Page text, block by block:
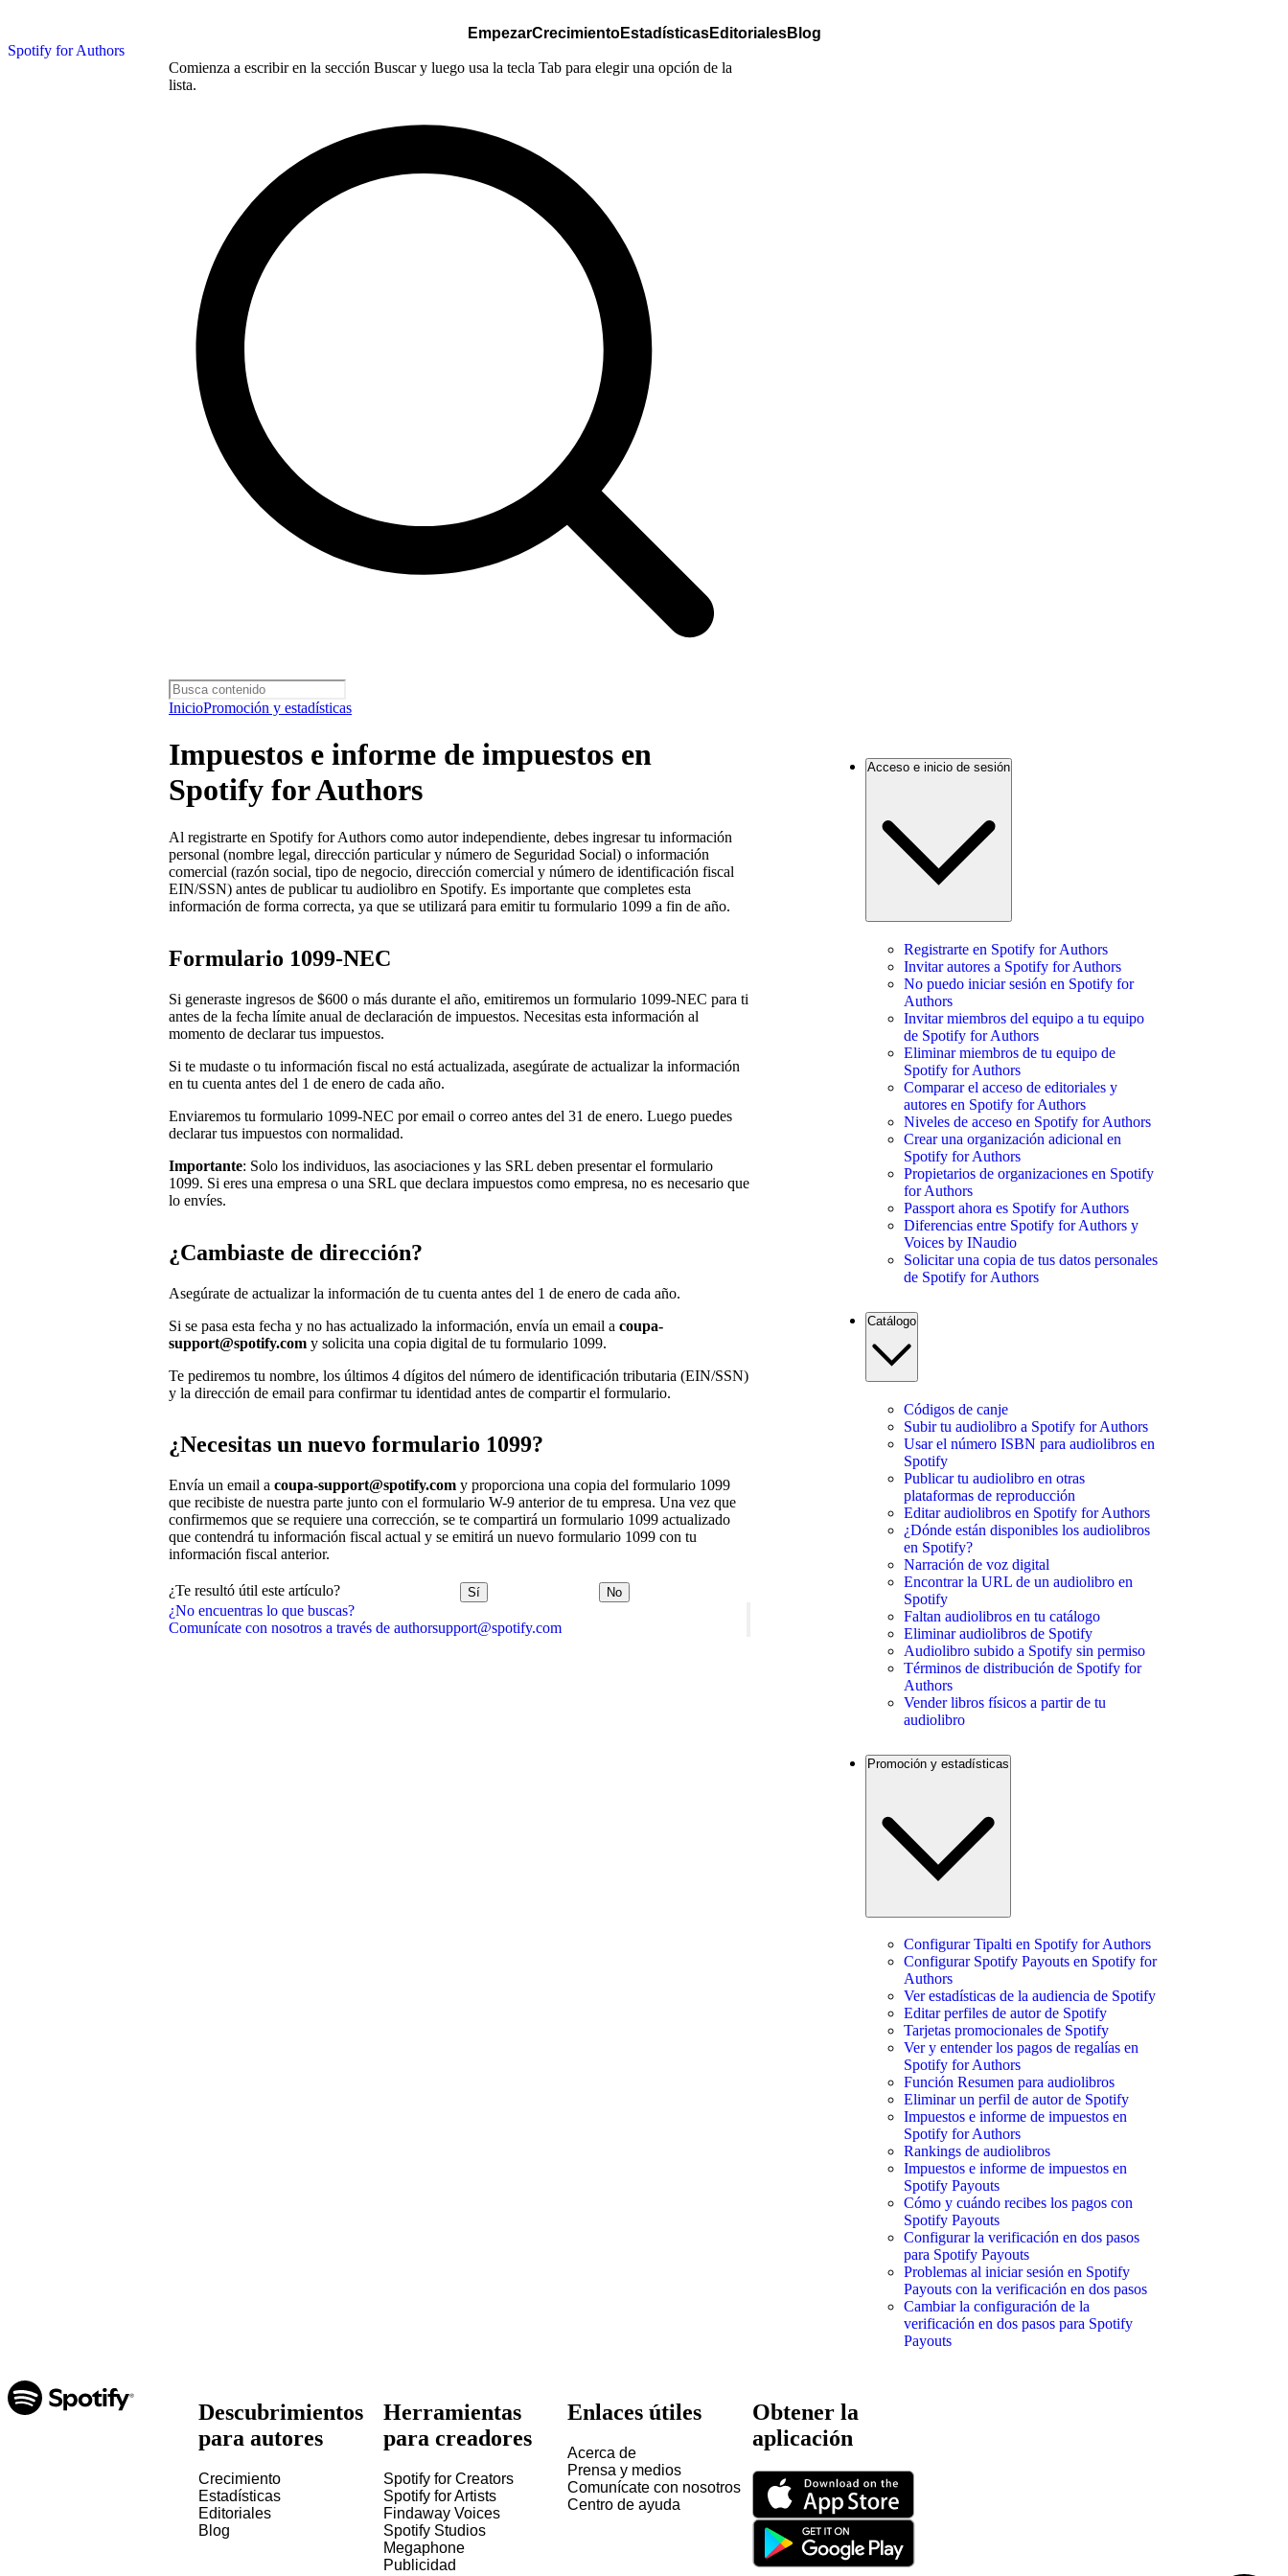
Spotify for Authors
EmpezarCrecimientoEstadísticasEditorialesBlog
Comienza a escribir en la sección Buscar y luego usa la tecla Tab para elegir una opción de la
lista.
InicioPromoción y estadísticas
¿No encuentras lo que buscas?
Comunícate con nosotros a través de authorsupport@spotify.com
Impuestos e informe de impuestos en
Spotify for Authors
Al registrarte en Spotify for Authors como autor independiente, debes ingresar tu información
personal (nombre legal, dirección particular y número de Seguridad Social) o información
comercial (razón social, tipo de negocio, dirección comercial y número de identificación fiscal
EIN/SSN) antes de publicar tu audiolibro en Spotify. Es importante que completes esta
información de forma correcta, ya que se utilizará para emitir tu formulario 1099 a fin de año.
Formulario 1099-NEC
Si generaste ingresos de $600 o más durante el año, emitiremos un formulario 1099-NEC para ti
antes de la fecha límite anual de declaración de impuestos. Necesitas esta información al
momento de declarar tus impuestos.
Si te mudaste o tu información fiscal no está actualizada, asegúrate de actualizar la información
en tu cuenta antes del 1 de enero de cada año.
Enviaremos tu formulario 1099-NEC por email o correo antes del 31 de enero. Luego puedes
declarar tus impuestos con normalidad.
Importante: Solo los individuos, las asociaciones y las SRL deben presentar el formulario
1099. Si eres una empresa o una SRL que declara impuestos como empresa, no es necesario que
lo envíes.
¿Cambiaste de dirección?
Asegúrate de actualizar la información de tu cuenta antes del 1 de enero de cada año.
Si se pasa esta fecha y no has actualizado la información, envía un email a coupa-
support@spotify.com y solicita una copia digital de tu formulario 1099.
Te pediremos tu nombre, los últimos 4 dígitos del número de identificación tributaria (EIN/SSN)
y la dirección de email para confirmar tu identidad antes de compartir el formulario.
¿Necesitas un nuevo formulario 1099?
Envía un email a coupa-support@spotify.com y proporciona una copia del formulario 1099
que recibiste de nuestra parte junto con el formulario W-9 anterior de tu empresa. Una vez que
confirmemos que se requiere una corrección, se te compartirá un formulario 1099 actualizado
que contendrá tu información fiscal actual y se emitirá un nuevo formulario 1099 con tu
información fiscal anterior.
¿Te resultó útil este artículo? Sí No
Acceso e inicio de sesión
Registrarte en Spotify for Authors
Invitar autores a Spotify for Authors
No puedo iniciar sesión en Spotify for
Authors
Invitar miembros del equipo a tu equipo
de Spotify for Authors
Eliminar miembros de tu equipo de
Spotify for Authors
Comparar el acceso de editoriales y
autores en Spotify for Authors
Niveles de acceso en Spotify for Authors
Crear una organización adicional en
Spotify for Authors
Propietarios de organizaciones en Spotify
for Authors
Passport ahora es Spotify for Authors
Diferencias entre Spotify for Authors y
Voices by INaudio
Solicitar una copia de tus datos personales
de Spotify for Authors
Catálogo
Códigos de canje
Subir tu audiolibro a Spotify for Authors
Usar el número ISBN para audiolibros en
Spotify
Publicar tu audiolibro en otras
plataformas de reproducción
Editar audiolibros en Spotify for Authors
¿Dónde están disponibles los audiolibros
en Spotify?
Narración de voz digital
Encontrar la URL de un audiolibro en
Spotify
Faltan audiolibros en tu catálogo
Eliminar audiolibros de Spotify
Audiolibro subido a Spotify sin permiso
Términos de distribución de Spotify for
Authors
Vender libros físicos a partir de tu
audiolibro
Promoción y estadísticas
Configurar Tipalti en Spotify for Authors
Configurar Spotify Payouts en Spotify for
Authors
Ver estadísticas de la audiencia de Spotify
Editar perfiles de autor de Spotify
Tarjetas promocionales de Spotify
Ver y entender los pagos de regalías en
Spotify for Authors
Función Resumen para audiolibros
Eliminar un perfil de autor de Spotify
Impuestos e informe de impuestos en
Spotify for Authors
Rankings de audiolibros
Impuestos e informe de impuestos en
Spotify Payouts
Cómo y cuándo recibes los pagos con
Spotify Payouts
Configurar la verificación en dos pasos
para Spotify Payouts
Problemas al iniciar sesión en Spotify
Payouts con la verificación en dos pasos
Cambiar la configuración de la
verificación en dos pasos para Spotify
Payouts
Descubrimientos
para autores
Crecimiento
Estadísticas
Editoriales
Blog
Herramientas
para creadores
Spotify for Creators
Spotify for Artists
Findaway Voices
Spotify Studios
Megaphone
Publicidad
Enlaces útiles
Acerca de
Prensa y medios
Comunícate con nosotros
Centro de ayuda
Obtener la
aplicación